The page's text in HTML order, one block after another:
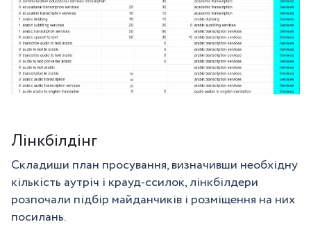
Лінкбілдінг
Складиши план просування, визначивши необхідну
кількість аутріч і крауд-ссилок, лінкбілдери
розпочали підбір майданчиків і розміщення на них
посилань.